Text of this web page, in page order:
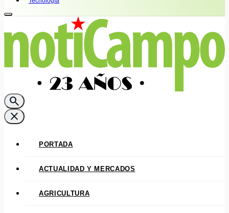
search
close
PORTADA
ACTUALIDAD Y MERCADOS
AGRICULTURA